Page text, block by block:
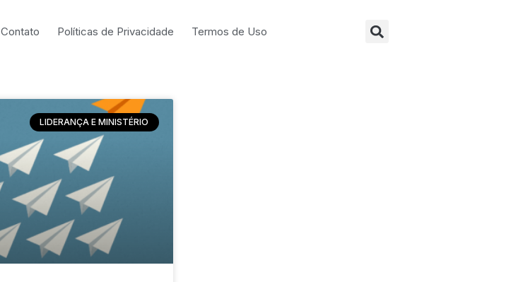
Contato Políticas de Privacidade Termos de Uso Search
LIDERANÇA E MINISTÉRIO